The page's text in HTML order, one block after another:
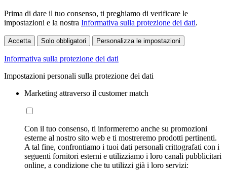
Prima di dare il tuo consenso, ti preghiamo di verificare le
impostazioni e la nostra Informativa sulla protezione dei dati.
Accetta Solo obbligatori Personalizza le impostazioni
Informativa sulla protezione dei dati
Impostazioni personali sulla protezione dei dati
Marketing attraverso il customer match
Con il tuo consenso, ti informeremo anche su promozioni
esterne al nostro sito web e ti mostreremo prodotti pertinenti.
A tal fine, confrontiamo i tuoi dati personali crittografati con i
seguenti fornitori esterni e utilizziamo i loro canali pubblicitari
online, a condizione che tu utilizzi già i loro servizi: